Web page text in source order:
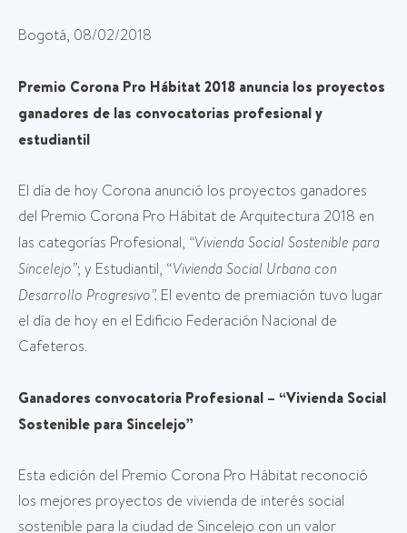
Bogotá, 08/02/2018
Premio Corona Pro Hábitat 2018 anuncia los proyectos
ganadores de las convocatorias profesional y
estudiantil
El día de hoy Corona anunció los proyectos ganadores
del Premio Corona Pro Hábitat de Arquitectura 2018 en
las categorías Profesional, “Vivienda Social Sostenible para
Sincelejo”; y Estudiantil, “Vivienda Social Urbana con
Desarrollo Progresivo”. El evento de premiación tuvo lugar
el día de hoy en el Edificio Federación Nacional de
Cafeteros.
Ganadores convocatoria Profesional – “Vivienda Social
Sostenible para Sincelejo”
Esta edición del Premio Corona Pro Hábitat reconoció
los mejores proyectos de vivienda de interés social
sostenible para la ciudad de Sincelejo con un valor